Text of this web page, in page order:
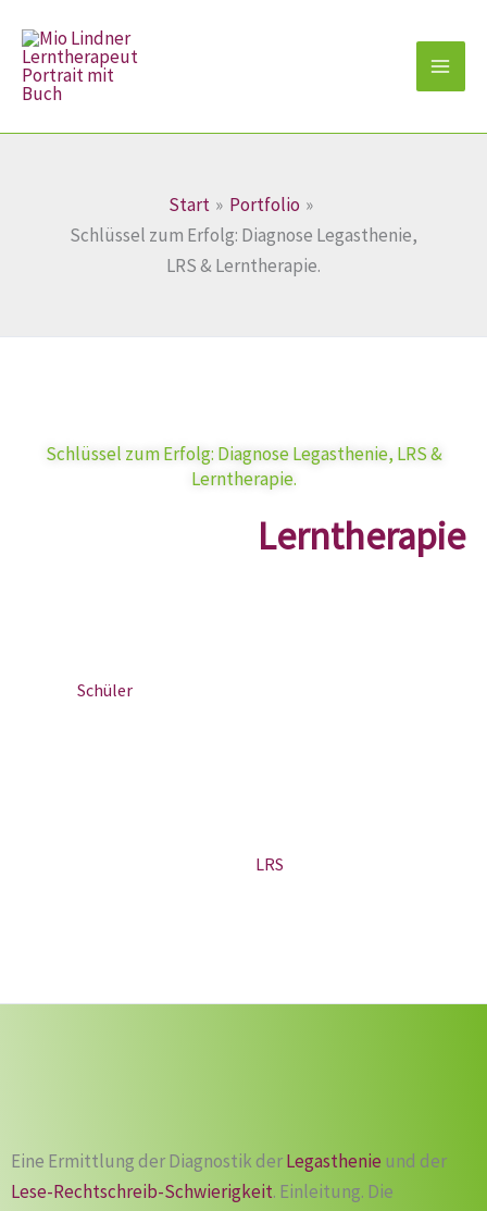
Inhalt
springen
Start
Portfolio
Schlüssel zum Erfolg: Diagnose Legasthenie,
LRS & Lerntherapie.
Schlüssel zum Erfolg: Diagnose Legasthenie, LRS &
Lerntherapie.
Lerntherapie
Schüler
LRS
Eine Ermittlung der Diagnostik derLegasthenie und der
Lese-Rechtschreib-Schwierigkeit. Einleitung. Die